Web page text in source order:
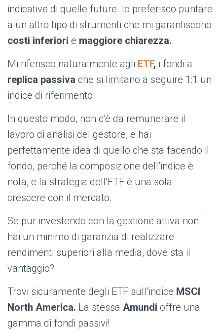
indicative di quelle future. Io preferisco puntare
a un altro tipo di strumenti che mi garantiscono
costi inferiori e maggiore chiarezza.
Mi riferisco naturalmente agli ETF, i fondi a
replica passiva che si limitano a seguire 1:1 un
indice di riferimento.
In questo modo, non c’è da remunerare il
lavoro di analisi del gestore, e hai
perfettamente idea di quello che sta facendo il
fondo, perché la composizione dell’indice è
nota, e la strategia dell’ETF è una sola:
crescere con il mercato.
Se pur investendo con la gestione attiva non
hai un minimo di garanzia di realizzare
rendimenti superiori alla media, dove sta il
vantaggio?
Trovi sicuramente degli ETF sull’indice MSCI
North America. La stessa Amundi offre una
gamma di fondi passivi!